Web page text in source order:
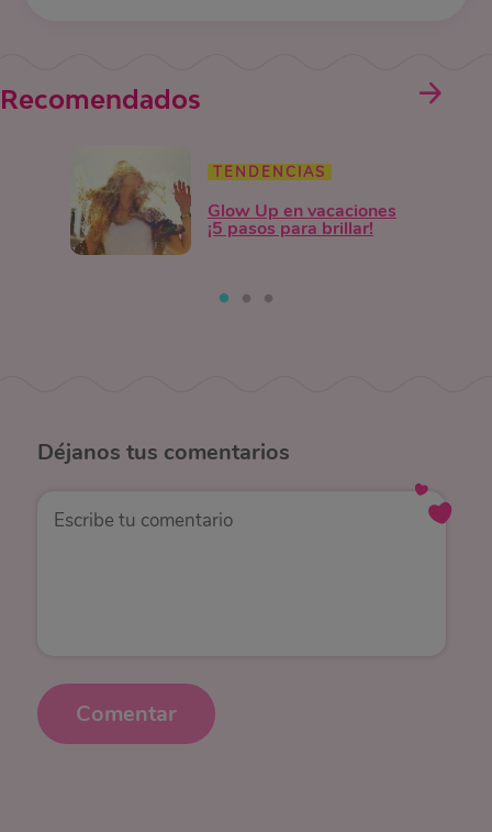
Recomendados
TENDENCIAS
Glow Up en vacaciones
¡5 pasos para brillar!
Déjanos tus comentarios
Comentar